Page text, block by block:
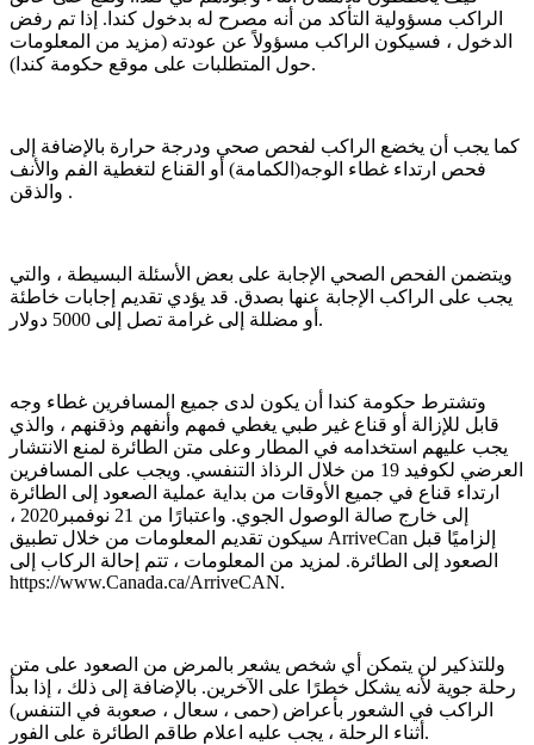
الراكب مسؤولية التأكد من أنه مصرح له بدخول كندا. إذا تم رفض
الدخول ، فسيكون الراكب مسؤولاً عن عودته (مزيد من المعلومات
حول المتطلبات على موقع حكومة كندا).
كما يجب أن يخضع الراكب لفحص صحي ودرجة حرارة بالإضافة إلى
فحص ارتداء غطاء الوجه(الكمامة) أو القناع لتغطية الفم والأنف
والذقن .
ويتضمن الفحص الصحي الإجابة على بعض الأسئلة البسيطة ، والتي
يجب على الراكب الإجابة عنها بصدق. قد يؤدي تقديم إجابات خاطئة
أو مضللة إلى غرامة تصل إلى 5000 دولار.
وتشترط حكومة كندا أن يكون لدى جميع المسافرين غطاء وجه
قابل للإزالة أو قناع غير طبي يغطي فمهم وأنفهم وذقنهم ، والذي
يجب عليهم استخدامه في المطار وعلى متن الطائرة لمنع الانتشار
العرضي لكوفيد 19 من خلال الرذاذ التنفسي. ويجب على المسافرين
ارتداء قناع في جميع الأوقات من بداية عملية الصعود إلى الطائرة
إلى خارج صالة الوصول الجوي. واعتبارًا من 21 نوفمبر2020 ،
سيكون تقديم المعلومات من خلال تطبيق ArriveCan إلزاميًا قبل
الصعود إلى الطائرة. لمزيد من المعلومات ، تتم إحالة الركاب إلى
https://www.Canada.ca/ArriveCAN.
وللتذكير لن يتمكن أي شخص يشعر بالمرض من الصعود على متن
رحلة جوية لأنه يشكل خطرًا على الآخرين. بالإضافة إلى ذلك ، إذا بدأ
الراكب في الشعور بأعراض (حمى ، سعال ، صعوبة في التنفس)
أثناء الرحلة ، يجب عليه اعلام طاقم الطائرة على الفور.